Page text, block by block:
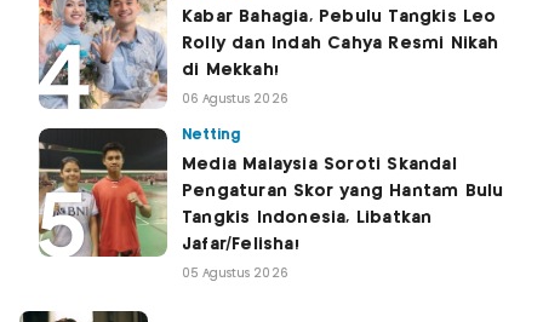
Kabar Bahagia, Pebulu Tangkis Leo
Rolly dan Indah Cahya Resmi Nikah
di Mekkah!
06 Agustus 2026
Netting
Media Malaysia Soroti Skandal
Pengaturan Skor yang Hantam Bulu
Tangkis Indonesia, Libatkan
Jafar/Felisha!
05 Agustus 2026